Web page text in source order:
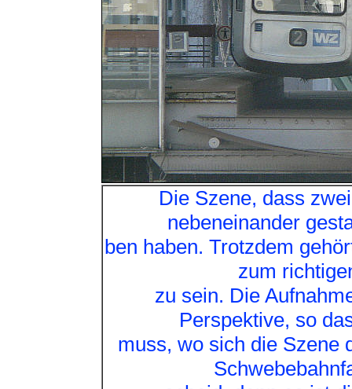
Die Szene, dass
nebeneinander
ben haben. Trotzdem
zum
zu sein. Die
Perspektive, so
muss, wo sich die Szene